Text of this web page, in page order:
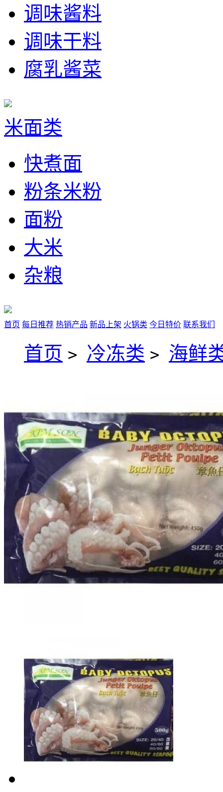
调味酱料
调味干料
腐乳酱菜
米面类
快煮面
粉条米粉
面粉
大米
杂粮
首页 每日推荐 热销产品 新品上架 火锅类 今日特价 联系我们
首页 > 冷冻类 > 海鲜